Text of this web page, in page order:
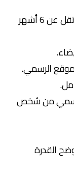
جواز سفر ساري المفعول لمدة لا تقل عن 6 أشهر
الرسمي.
رسمي من شخص
3 أشهر يوضح القدرة